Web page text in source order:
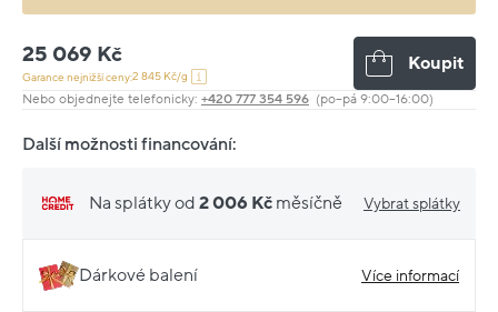
25 069 Kč
Garance nejnižší ceny:2 845 Kč/g
Koupit
Nebo objednejte telefonicky: +420 777 354 596 (po–pá 9:00–16:00)
Další možnosti financování:
Na splátky od 2 006 Kč měsíčně Vybrat splátky
Dárkové balení Více informací